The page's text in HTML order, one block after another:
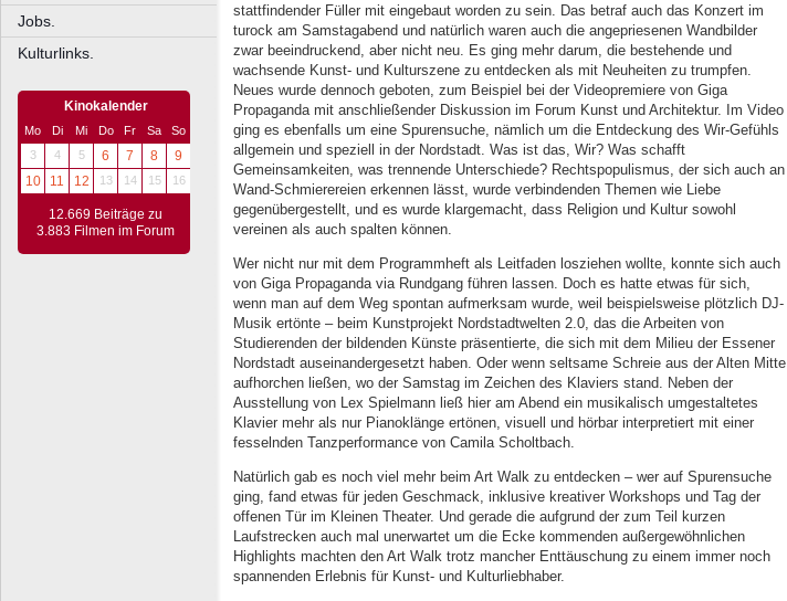
Jobs.
Kulturlinks.
Kinokalender
Mo Di Mi Do Fr Sa
So
3
4 5 6 7 8
9
10
11 12 13 14 15 16
12.669 Beiträge zu
3.883 Filmen im Forum
stattfindender Füller mit eingebaut worden zu sein. Das betraf auch das Konzert im
turock am Samstagabend und natürlich waren auch die angepriesenen Wandbilder
zwar beeindruckend, aber nicht neu. Es ging mehr darum, die bestehende und
wachsende Kunst- und Kulturszene zu entdecken als mit Neuheiten zu trumpfen.
Neues wurde dennoch geboten, zum Beispiel bei der Videopremiere von Giga
Propaganda mit anschließender Diskussion im Forum Kunst und Architektur. Im Video
ging es ebenfalls um eine Spurensuche, nämlich um die Entdeckung des Wir-Gefühls
allgemein und speziell in der Nordstadt. Was ist das, Wir? Was schafft
Gemeinsamkeiten, was trennende Unterschiede? Rechtspopulismus, der sich auch an
Wand-Schmierereien erkennen lässt, wurde verbindenden Themen wie Liebe
gegenübergestellt, und es wurde klargemacht, dass Religion und Kultur sowohl
vereinen als auch spalten können.
Wer nicht nur mit dem Programmheft als Leitfaden losziehen wollte, konnte sich auch
von Giga Propaganda via Rundgang führen lassen. Doch es hatte etwas für sich,
wenn man auf dem Weg spontan aufmerksam wurde, weil beispielsweise plötzlich DJ-
Musik ertönte – beim Kunstprojekt Nordstadtwelten 2.0, das die Arbeiten von
Studierenden der bildenden Künste präsentierte, die sich mit dem Milieu der Essener
Nordstadt auseinandergesetzt haben. Oder wenn seltsame Schreie aus der Alten Mitte
aufhorchen ließen, wo der Samstag im Zeichen des Klaviers stand. Neben der
Ausstellung von Lex Spielmann ließ hier am Abend ein musikalisch umgestaltetes
Klavier mehr als nur Pianoklänge ertönen, visuell und hörbar interpretiert mit einer
fesselnden Tanzperformance von Camila Scholtbach.
Natürlich gab es noch viel mehr beim Art Walk zu entdecken – wer auf Spurensuche
ging, fand etwas für jeden Geschmack, inklusive kreativer Workshops und Tag der
offenen Tür im Kleinen Theater. Und gerade die aufgrund der zum Teil kurzen
Laufstrecken auch mal unerwartet um die Ecke kommenden außergewöhnlichen
Highlights machten den Art Walk trotz mancher Enttäuschung zu einem immer noch
spannenden Erlebnis für Kunst- und Kulturliebhaber.